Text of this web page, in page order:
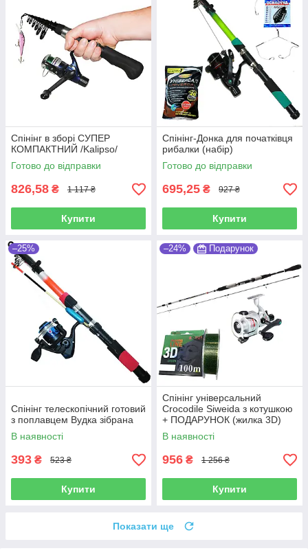
Спінінг в зборі СУПЕР
КОМПАКТНИЙ /Kalipso/
Готово до відправки
826,58 ₴ 1 117 ₴
Купити
Спінінг-Донка для початківця
рибалки (набір)
Готово до відправки
695,25 ₴ 927 ₴
Купити
–25%
Спінінг телескопічний готовий
з поплавцем Вудка зібрана
В наявності
393 ₴ 523 ₴
Купити
–24% Подарунок
Спінінг універсальний
Crocodile Siweida з котушкою
+ ПОДАРУНОК (жилка 3D)
В наявності
956 ₴ 1 256 ₴
Купити
Показати ще